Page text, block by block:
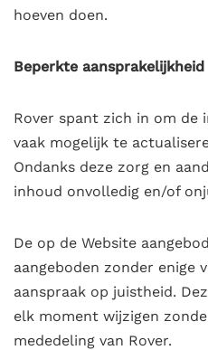
hoeven doen.
Beperkte aansprakelijkheid
Rover spant zich in om de
vaak mogelijk te
Ondanks deze zorg en
inhoud onvolledig en/of
De op de Website
aangeboden zonder enige
aanspraak op juistheid.
elk moment wijzigen
mededeling van Rover.